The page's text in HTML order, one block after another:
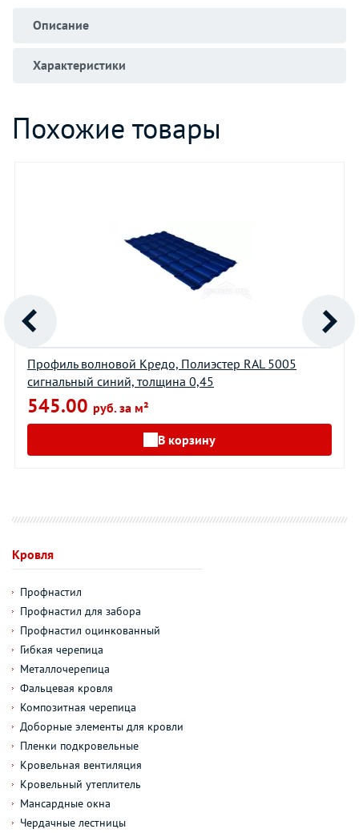
Описание
Характеристики
Похожие товары
Профиль волновой Кредо, Полиэстер RAL 5005
сигнальный синий, толщина 0,45
545.00 руб. за м²
В корзину
Кровля
Профнастил
Профнастил для забора
Профнастил оцинкованный
Гибкая черепица
Металлочерепица
Фальцевая кровля
Композитная черепица
Доборные элементы для кровли
Пленки подкровельные
Кровельная вентиляция
Кровельный утеплитель
Мансардные окна
Чердачные лестницы